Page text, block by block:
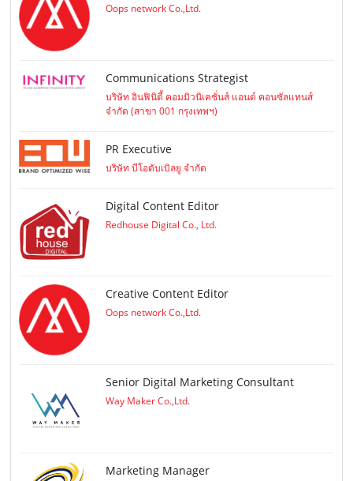
Oops network Co.,Ltd.
Communications Strategist
บริษัท อินฟินิตี้ คอมมิวนิเคชั่นส์ แอนด์ คอนซัลแทนส์
จำกัด (สาขา 001 กรุงเทพฯ)
PR Executive
บริษัท บีโอดับเบิลยู จำกัด
Digital Content Editor
Redhouse Digital Co., Ltd.
Creative Content Editor
Oops network Co.,Ltd.
Senior Digital Marketing Consultant
Way Maker Co.,Ltd.
Marketing Manager